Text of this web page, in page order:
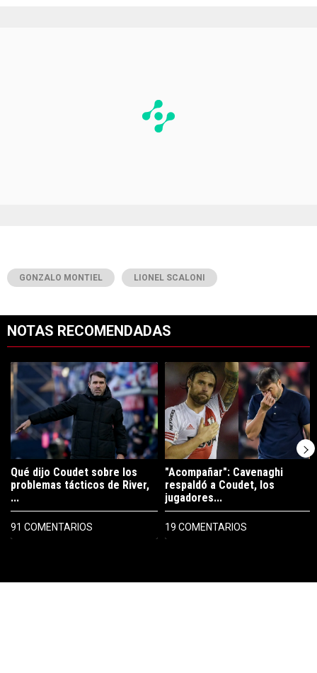
GONZALO MONTIEL LIONEL SCALONI
NOTAS RECOMENDADAS
Un artículo de tendencia con el título "Qué dijo Coudet sobre los
Qué dijo Coudet sobre los
problemas tácticos de River,
...
91 COMENTARIOS
Un artículo de tendencia con el
"Acompañar": Cavenaghi
respaldó a Coudet, los
jugadores...
19 COMENTARIOS